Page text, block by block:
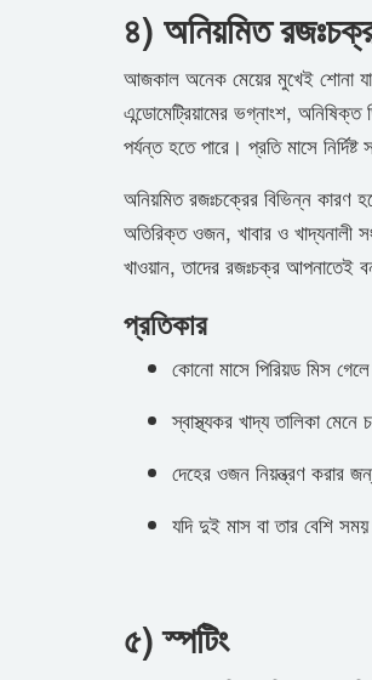
৪) অনিয়মিত
আজকাল অনেক মেয়ের মুখেই শোনা
এন্ডোমেট্রিয়ামের ভগ্নাংশ,
পর্যন্ত হতে পারে। প্রতি মাসে
অনিয়মিত রজঃচক্রের বিভিন্ন
অতিরিক্ত ওজন, খাবার ও
খাওয়ান, তাদের রজঃচক্র আপনাতেই
প্রতিকার
কোনো মাসে পিরিয়ড মিস
স্বাস্থ্যকর খাদ্য তালিকা মেনে
দেহের ওজন নিয়ন্ত্রণ করার
যদি দুই মাস বা তার বেশি
৫) স্পটিং